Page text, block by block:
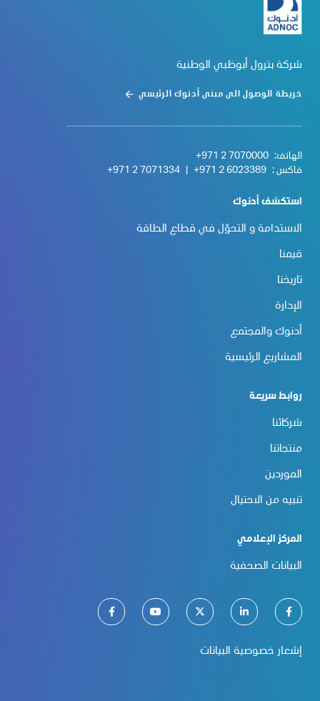
شركة بترول أبوظبي الوطنية
خريطة الوصول الى مبنى أدنوك الرئيسي
الهاتف: +971 2 7070000
فاكس : +971 2 6023389
+971 2 7071334
استكشف أدنوك
الاستدامة و التحوّل في قطاع الطاقة
قيمنا
تاريخنا
الإدارة
أدنوك والمجتمع
المشاريع الرئيسية
روابط سريعة
شركائنا
منتجاتنا
الموردين
تنبيه من الاحتيال
المركز الإعلامي
البيانات الصحفية
إشعار خصوصية البيانات